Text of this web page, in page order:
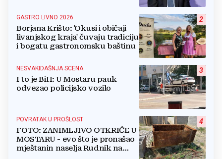
2
GASTRO LIVNO 2026
Borjana Krišto: 'Okusi i običaji
livanjskog kraja' čuvaju tradiciju
i bogatu gastronomsku baštinu
3
NESVAKIDAŠNJA SCENA
I to je BiH: U Mostaru pauk
odvezao policijsko vozilo
4
POVRATAK U PROŠLOST
FOTO: ZANIMLJIVO OTKRIĆE U
MOSTARU - evo što je pronašao
mještanin naselja Rudnik na